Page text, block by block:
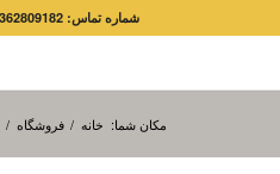
شماره تماس: 09362809182 - 36527194-9826+
مکان شما: خانه / فروشگاه /